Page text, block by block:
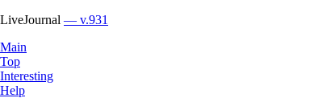
LiveJournal — v.931
Main
Top
Interesting
Help